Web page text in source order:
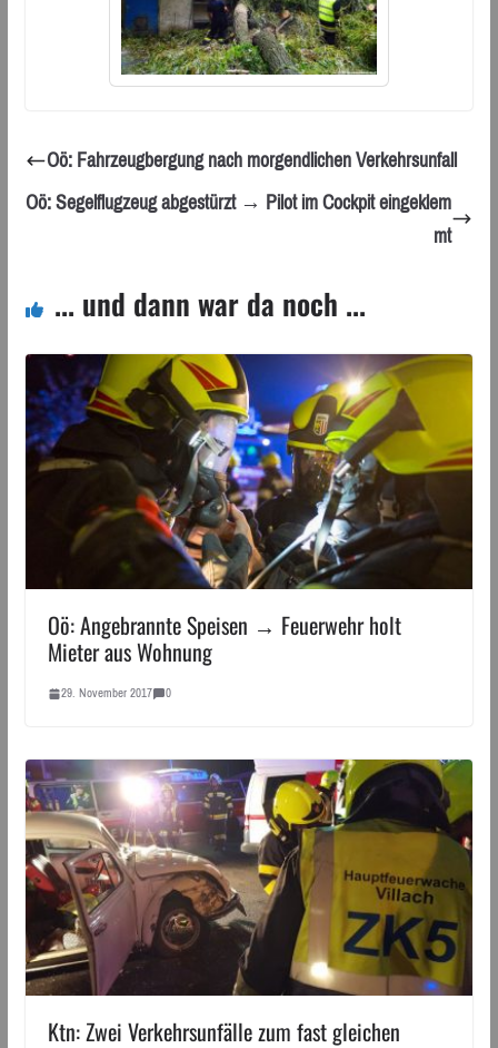
Oö: Fahrzeugbergung nach morgendlichen Verkehrsunfall
Oö: Segelflugzeug abgestürzt → Pilot im Cockpit eingeklem
mt
... und dann war da noch ...
Oö: Angebrannte Speisen → Feuerwehr holt
Mieter aus Wohnung
29. November 2017 0
Ktn: Zwei Verkehrsunfälle zum fast gleichen